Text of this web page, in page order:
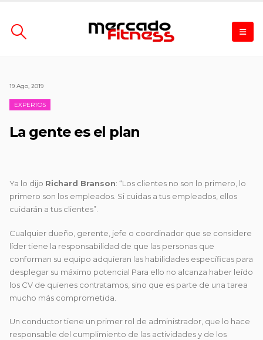
19 Ago, 2019
EXPERTOS
La gente es el plan
Ya lo dijo Richard Branson: “Los clientes no son lo primero, lo
primero son los empleados. Si cuidas a tus empleados, ellos
cuidarán a tus clientes”.
Cualquier dueño, gerente, jefe o coordinador que se considere
líder tiene la responsabilidad de que las personas que
conforman su equipo adquieran las habilidades específicas para
desplegar su máximo potencial Para ello no alcanza haber leído
los CV de quienes contratamos, sino que es parte de una tarea
mucho más comprometida.
Un conductor tiene un primer rol de administrador, que lo hace
responsable del cumplimiento de las actividades y de los